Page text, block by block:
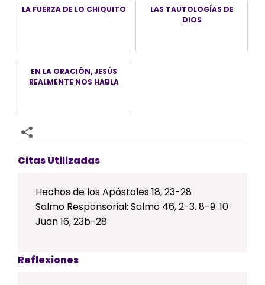
LA FUERZA DE LO CHIQUITO
LAS TAUTOLOGÍAS DE
DIOS
EN LA ORACIÓN, JESÚS
REALMENTE NOS HABLA
Citas Utilizadas
Hechos de los Apóstoles 18, 23-28
Salmo Responsorial: Salmo 46, 2-3. 8-9. 10
Juan 16, 23b-28
Reflexiones